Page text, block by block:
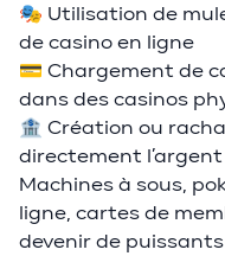
🎭 Utilisation de
de casino en ligne
💳 Chargement de
dans des casinos
🏦 Création ou
directement
Machines à sous,
ligne, cartes de
devenir de